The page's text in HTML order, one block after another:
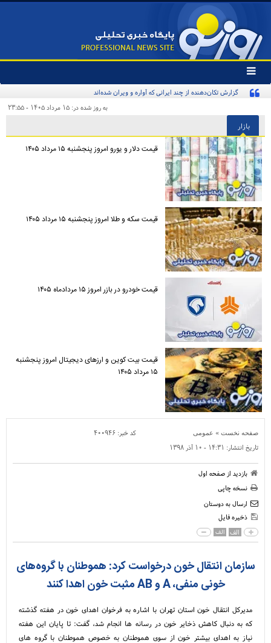
تغییر
وضعیت
منوی
ها
گزارش تکان‌دهنده از چند ایرانی که آواره و ویران شده‌اند
به روز شده در: ۱۵ مرداد ۱۴۰۵ - ۲۳:۵۵
بازار
قیمت دلار و یورو امروز پنجشنبه ۱۵ مرداد ۱۴۰۵
قیمت سکه و طلا امروز پنجشنبه ۱۵ مرداد ۱۴۰۵
قیمت خودرو در بازر امروز ۱۵ مردادماه ۱۴۰۵
قیمت بیت کوین و ارز‌های دیجیتال امروز پنجشنبه
۱۵ مرداد ۱۴۰۵
صفحه نخست » عمومی کد خبر: ۴۰۰۹۴۶
تاریخ انتشار: ۱۴:۳۱ - ۱۰ آذر ۱۳۹۸
بازدید از صفحه اول
نسخه چاپی
ارسال به دوستان
ذخیره فایل
الف الف
سازمان انتقال خون درخواست کرد: هموطنان با گروه‌های
خونی منفی، A و AB مثبت خون اهدا کنند
مدیرکل انتقال خون استان تهران با اشاره به فرخوان اهدای خون در هفته گذشته
که به دنبال کاهش ذخایر خون در رسانه ها انجام شد، گفت: تا پایان این هفته
نیاز به اهدای بیشتر خون از سوی هموطنان به خصوص هموطنان با گروه های